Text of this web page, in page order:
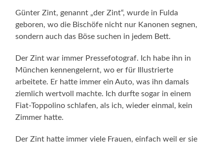
Günter Zint, genannt „der Zint“, wurde in Fulda
geboren, wo die Bischöfe nicht nur Kanonen segnen,
sondern auch das Böse suchen in jedem Bett.
Der Zint war immer Pressefotograf. Ich habe ihn in
München kennengelernt, wo er für Illustrierte
arbeitete. Er hatte immer ein Auto, was ihn damals
ziemlich wertvoll machte. Ich durfte sogar in einem
Fiat-Toppolino schlafen, als ich, wieder einmal, kein
Zimmer hatte.
Der Zint hatte immer viele Frauen, einfach weil er sie